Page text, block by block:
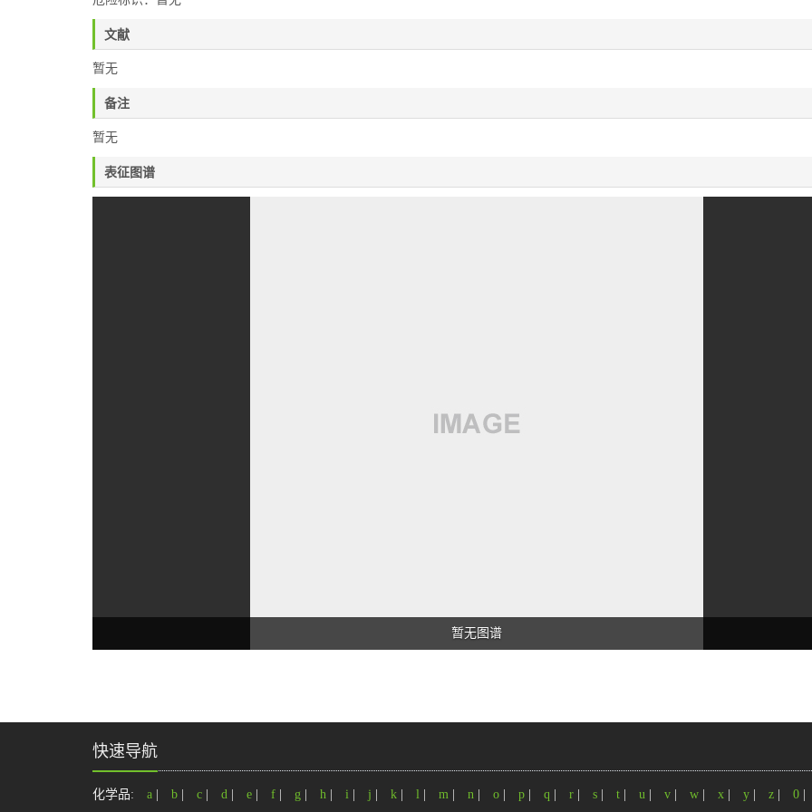
文献
暂无
备注
暂无
表征图谱
暂无图谱
快速导航
化学品: a b c d e f g h i j k l m n o p q r s t u v w x y z 0